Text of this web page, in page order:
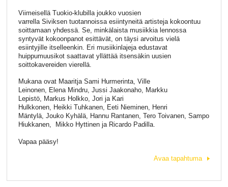
Viimeisellä Tuokio-klubilla joukko vuosien
varrella Siviksen tuotannoissa esiintyneitä artisteja kokoontuu
soittamaan yhdessä. Se, minkälaista musiikkia lennossa
syntyvät kokoonpanot esittävät, on täysi arvoitus vielä
esiintyjille itselleenkin. Eri musiikinlajeja edustavat
huippumuusikot saattavat yllättää itsensäkin uusien
soittokavereiden vierellä.
Mukana ovat Maaritja Sami Hurmerinta, Ville
Leinonen, Elena Mindru, Jussi Jaakonaho, Markku
Lepistö, Markus Holkko, Jori ja Kari
Hulkkonen, Heikki Tuhkanen, Eeti Nieminen, Henri
Mäntylä, Jouko Kyhälä, Hannu Rantanen, Tero Toivanen, Sampo
Hiukkanen, Mikko Hyttinen ja Ricardo Padilla.
Vapaa pääsy!
Avaa tapahtuma